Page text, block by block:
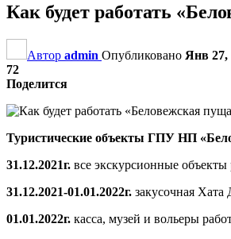
Как будет работать
Автор admin Опубликовано Янв 27,
72
Поделится
Туристические объекты ГПУ НП
31.12.2021г. все экскурсионные
31.12.2021-01.01.2022г. закусочная Хата
01.01.2022г. касса, музей и вольеры